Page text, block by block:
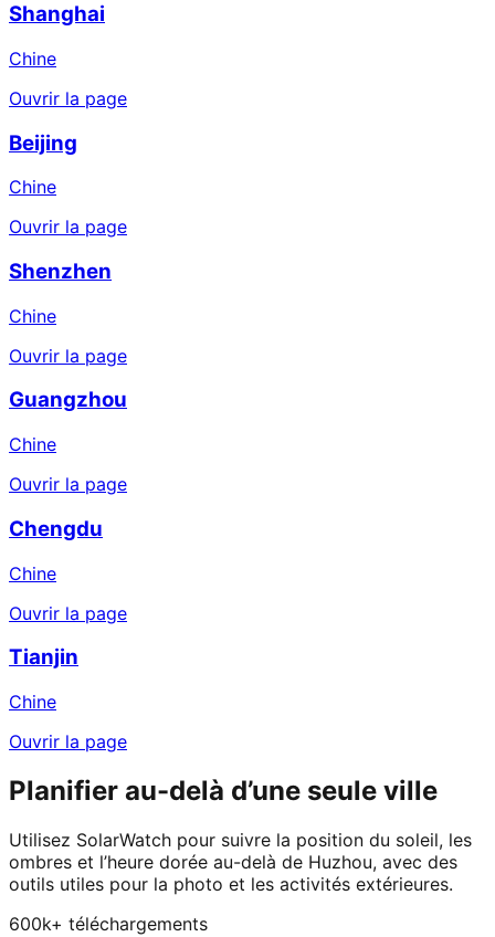
Shanghai
Chine
Ouvrir la page
Beijing
Chine
Ouvrir la page
Shenzhen
Chine
Ouvrir la page
Guangzhou
Chine
Ouvrir la page
Chengdu
Chine
Ouvrir la page
Tianjin
Chine
Ouvrir la page
Planifier au-delà d’une seule ville
Utilisez SolarWatch pour suivre la position du soleil, les
ombres et l’heure dorée au-delà de Huzhou, avec des
outils utiles pour la photo et les activités extérieures.
600k+ téléchargements